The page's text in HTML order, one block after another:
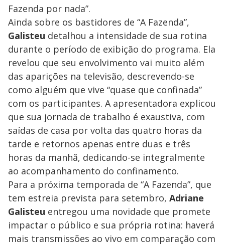
Fazenda por nada”.
Ainda sobre os bastidores de “A Fazenda”,
Galisteu detalhou a intensidade de sua rotina
durante o período de exibição do programa. Ela
revelou que seu envolvimento vai muito além
das aparições na televisão, descrevendo-se
como alguém que vive “quase que confinada”
com os participantes. A apresentadora explicou
que sua jornada de trabalho é exaustiva, com
saídas de casa por volta das quatro horas da
tarde e retornos apenas entre duas e três
horas da manhã, dedicando-se integralmente
ao acompanhamento do confinamento.
Para a próxima temporada de “A Fazenda”, que
tem estreia prevista para setembro, Adriane
Galisteu entregou uma novidade que promete
impactar o público e sua própria rotina: haverá
mais transmissões ao vivo em comparação com